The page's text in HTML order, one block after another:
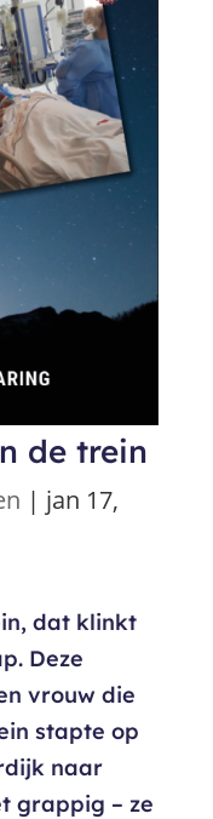
de trein
| jan 17,
dat klinkt
Deze
vrouw die
stapte op
naar
grappig – ze